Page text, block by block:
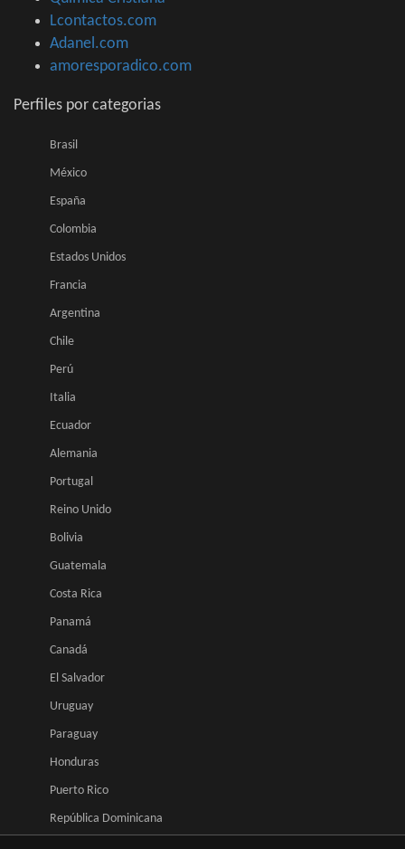
Lcontactos.com
Adanel.com
amoresporadico.com
Perfiles por categorias
Brasil
México
España
Colombia
Estados Unidos
Francia
Argentina
Chile
Perú
Italia
Ecuador
Alemania
Portugal
Reino Unido
Bolivia
Guatemala
Costa Rica
Panamá
Canadá
El Salvador
Uruguay
Paraguay
Honduras
Puerto Rico
República Dominicana